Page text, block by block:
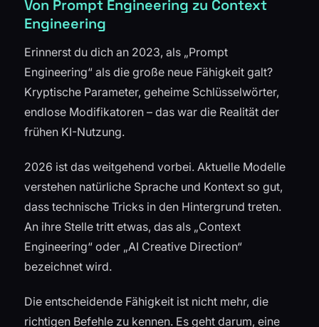
Von Prompt Engineering zu Context
Engineering
Erinnerst du dich an 2023, als „Prompt
Engineering“ als die große neue Fähigkeit galt?
Kryptische Parameter, geheime Schlüsselwörter,
endlose Modifikatoren – das war die Realität der
frühen KI-Nutzung.
2026 ist das weitgehend vorbei. Aktuelle Modelle
verstehen natürliche Sprache und Kontext so gut,
dass technische Tricks in den Hintergrund treten.
An ihre Stelle tritt etwas, das als „Context
Engineering“ oder „AI Creative Direction“
bezeichnet wird.
Die entscheidende Fähigkeit ist nicht mehr, die
richtigen Befehle zu kennen. Es geht darum, eine